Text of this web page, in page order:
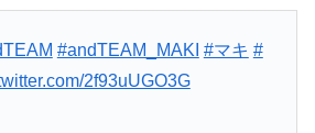
#andTEAM_MAKI #マキ #
2f93uUGO3G